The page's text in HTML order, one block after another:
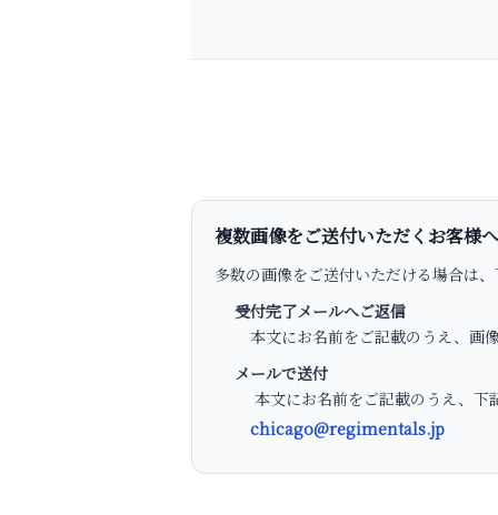
複数画像をご送付いただくお客様へ
多数の画像をご送付いただける場合は
受付完了メールへご返信
本文にお名前をご記載のうえ、画
メールで送付
本文にお名前をご記載のうえ、下
chicago@regimentals.jp